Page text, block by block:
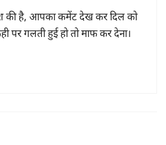
की है, आपका कमेंट देख कर दिल को
पर गलती हुई हो तो माफ कर देना।